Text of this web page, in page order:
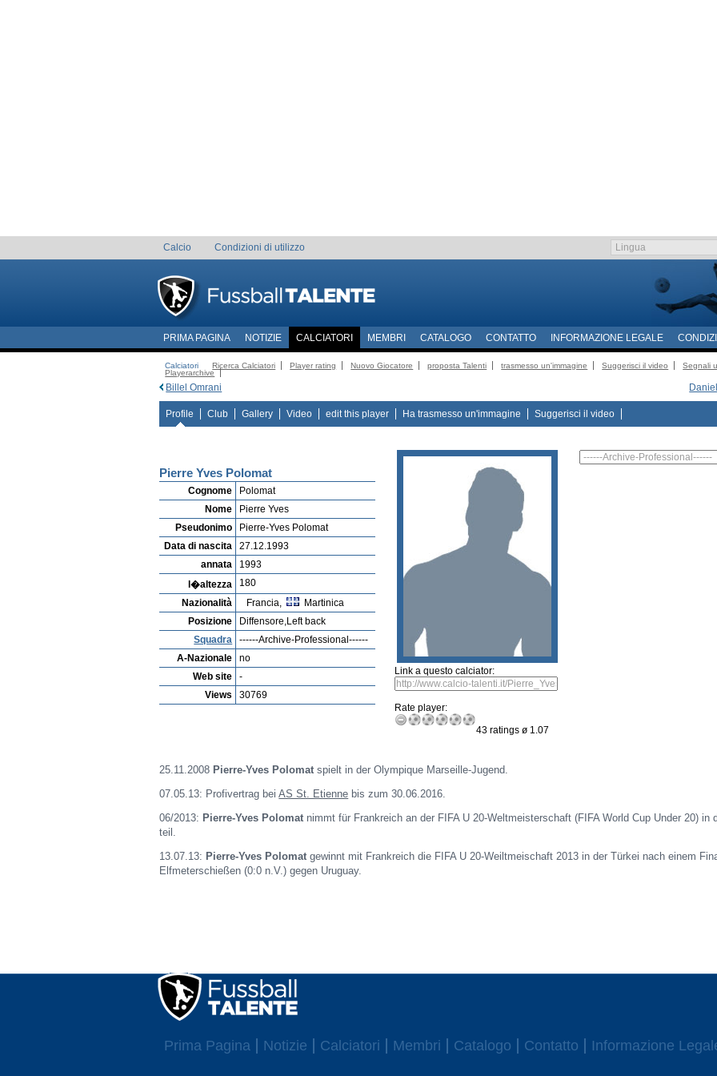
Calcio Condizioni di utilizzo
PRIMA PAGINA NOTIZIE CALCIATORI MEMBRI CATALOGO CONTATTO INFORMAZIONE LEGALE
Calciatori Ricerca Calciatori Player rating Nuovo Giocatore proposta Talenti trasmesso un'immagine Suggerisci il video
Segnali
Playerarchive
Billel Omrani
Profile Club Gallery Video edit this player Ha trasmesso un'immagine Suggerisci il video
Pierre Yves Polomat
Cognome
Polomat
Nome
Pierre Yves
Pseudonimo
Pierre-Yves Polomat
Data di nascita
27.12.1993
annata
1993
l�altezza
180
Nazionalità
Francia,
Martinica
Posizione
Diffensore,Left back
Squadra
------Archive-Professional------
A-Nazionale
no
Web site
-
Views
30769
Link a questo calciator:
Rate player:
43 ratings ø 1.07
25.11.2008 Pierre-Yves Polomat spielt in der Olympique Marseille-Jugend.
07.05.13: Profivertrag beiAS St. Etienne bis zum 30.06.2016.
06/2013: Pierre-Yves Polomat nimmt für Frankreich an der FIFA U 20-Weltmeisterschaft (FIFA World Cup Under 20) in
teil.
13.07.13: Pierre-Yves Polomat gewinnt mit Frankreich die FIFA U 20-Weiltmeischaft 2013 in der Türkei nach einem
Elfmeterschießen (0:0 n.V.) gegen Uruguay.
Prima Pagina Notizie Calciatori Membri Catalogo Contatto Informazione